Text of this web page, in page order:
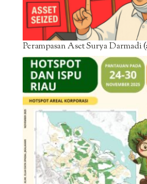
Perampasan Aset Surya Darmadi